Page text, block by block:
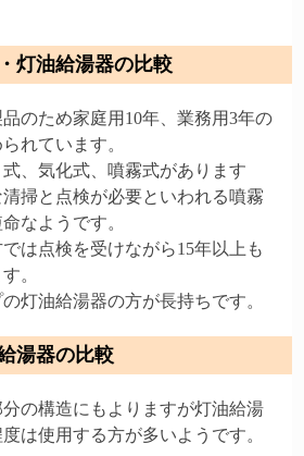
灯油給湯器の比較
のため家庭用10年、業務用3年の
れています。
、気化式、噴霧式があります
掃と点検が必要といわれる噴霧
なようです。
は点検を受けながら15年以上も
。
灯油給湯器の方が長持ちです。
湯器の比較
の構造にもよりますが灯油給湯
は使用する方が多いようです。